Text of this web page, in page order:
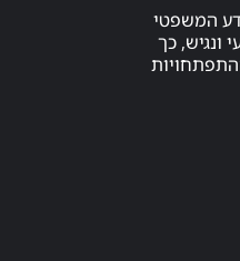
המשפטי
ונגיש, כך